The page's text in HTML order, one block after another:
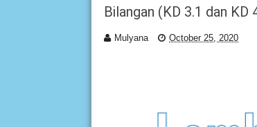
Bilangan (KD 3.1 dan KD
Mulyana October 25, 2020